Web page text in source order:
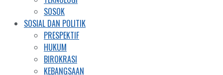
SOSOK
SOSIAL DAN POLITIK
PRESPEKTIF
HUKUM
BIROKRASI
KEBANGSAAN